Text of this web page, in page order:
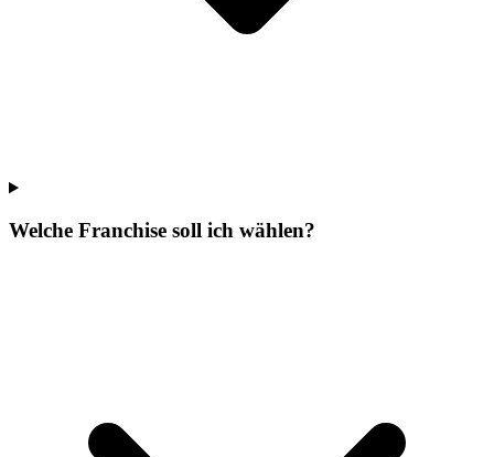
Welche Franchise soll ich wählen?